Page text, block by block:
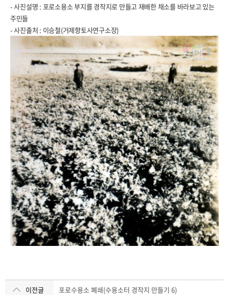
- 사진설명 : 포로소용소 부지를 경작지로 만들고 재배한 채소를 바라보고 있는
주민들
- 사진출처 : 이승철(거제향토사연구소장)
이전글 포로수용소 폐쇄(수용소터 경작지 만들기 6)